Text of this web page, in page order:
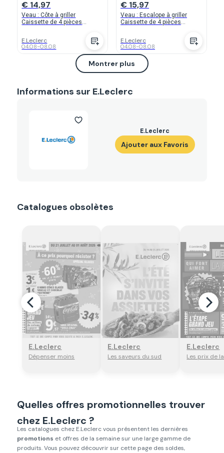
€ 14,97
Veau : Côte à griller
Caissette de 4 pièces
E.Leclerc
04.08-08.08
€ 15,97
Veau : Escalope à griller
Caissette de 4 pièces
E.Leclerc
04.08-08.08
Montrer plus
Informations sur E.Leclerc
E.Leclerc
Ajouter aux Favoris
Catalogues obsolètes
Regarder
E.Leclerc
Dépenser moins
Regarder
E.Leclerc
Les saveurs du sud
E.Leclerc
Les prix de
Quelles offres promotionnelles trouver
chez E.Leclerc ?
Les catalogues chez E.Leclerc vous présentent les dernières
promotions et offres de la semaine sur une large gamme de
produits. Vous pouvez découvrir sur cette page des soldes,